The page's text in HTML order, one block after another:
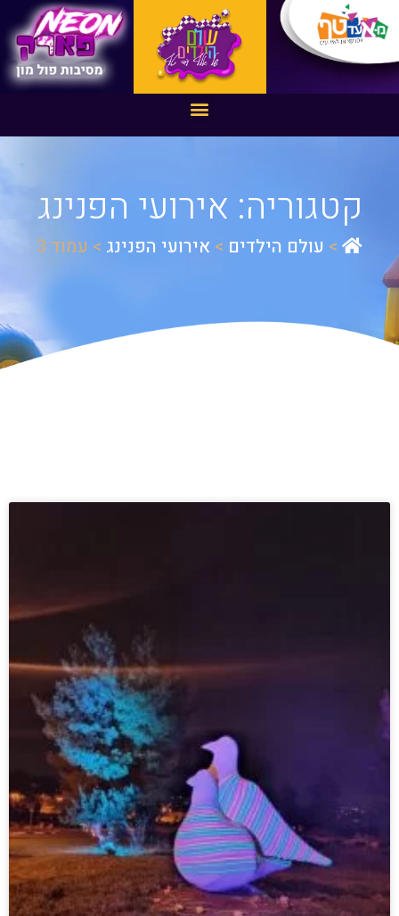
קטגוריה: אירועי הפנינג
> עולם הילדים> אירועי הפנינג> עמוד 3